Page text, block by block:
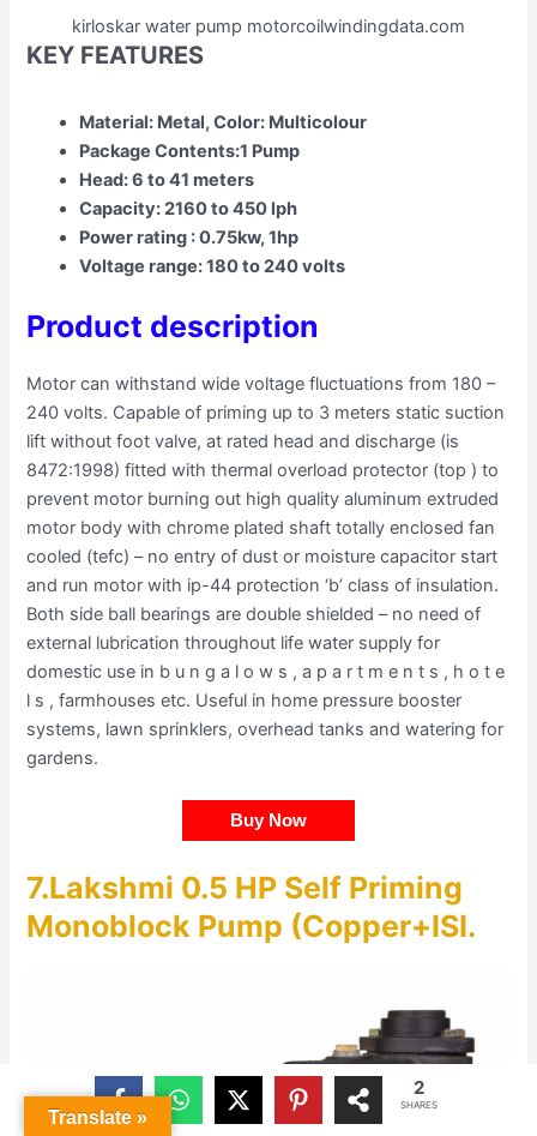
kirloskar water pump motorcoilwindingdata.com
KEY FEATURES
Material: Metal, Color: Multicolour
Package Contents:1 Pump
Head: 6 to 41 meters
Capacity: 2160 to 450 lph
Power rating : 0.75kw, 1hp
Voltage range: 180 to 240 volts
Product description
Motor can withstand wide voltage fluctuations from 180 –
240 volts. Capable of priming up to 3 meters static suction
lift without foot valve, at rated head and discharge (is
8472:1998) fitted with thermal overload protector (top ) to
prevent motor burning out high quality aluminum extruded
motor body with chrome plated shaft totally enclosed fan
cooled (tefc) – no entry of dust or moisture capacitor start
and run motor with ip-44 protection ‘b’ class of insulation.
Both side ball bearings are double shielded – no need of
external lubrication throughout life water supply for
domestic use in b u n g a l o w s , a p a r t m e n t s , h o t e
l s , farmhouses etc. Useful in home pressure booster
systems, lawn sprinklers, overhead tanks and watering for
gardens.
Buy Now
7.Lakshmi 0.5 HP Self Priming
Monoblock Pump (Copper+ISI.
Translate »
2
SHARES